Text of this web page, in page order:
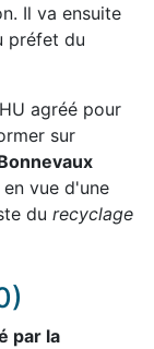
Il va ensuite
préfet du
agréé pour
sur
vue d'une
du recyclage
par la